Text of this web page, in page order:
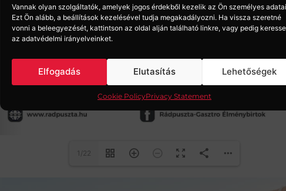
Vannak olyan szolgáltatók, amelyek jogos érdekből kezelik az Ön személyes
Ezt Ön alább, a beállítások kezelésével tudja megakadályozni. Ha vissza szeretné
vonni a beleegyezését, kattintson az oldal alján található linkre, vagy pedig
az adatvédelmi irányelveinket.
Elfogadás Elutasítás Lehetőségek
Cookie PolicyPrivacy Statement
1/22